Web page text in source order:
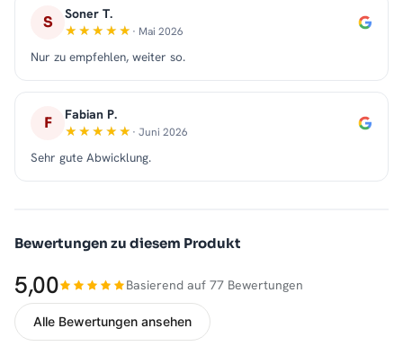
S Soner T.
· Mai 2026
Nur zu empfehlen, weiter so.
F Fabian P.
· Juni 2026
Sehr gute Abwicklung.
Bewertungen zu diesem Produkt
5,00 Basierend auf 77 Bewertungen
Alle Bewertungen ansehen